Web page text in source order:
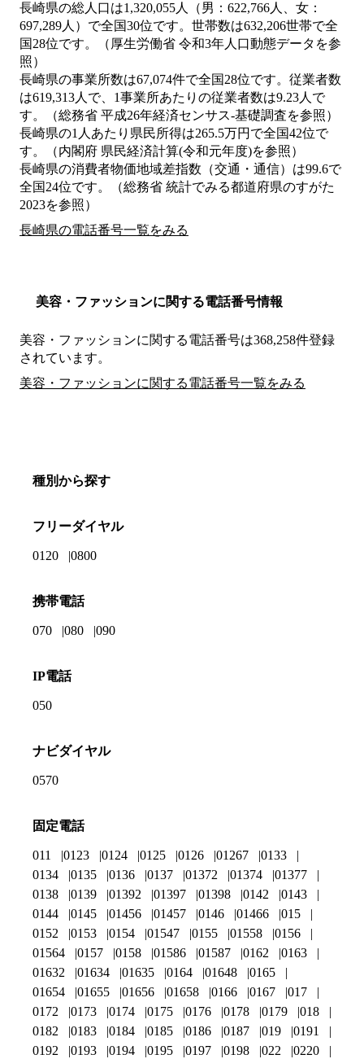
長崎県の総人口は1,320,055人（男：622,766人、女：
697,289人）で全国30位です。世帯数は632,206世帯で全
国28位です。（厚生労働省 令和3年人口動態データを参
照）
長崎県の事業所数は67,074件で全国28位です。従業者数
は619,313人で、1事業所あたりの従業者数は9.23人で
す。（総務省 平成26年経済センサス‐基礎調査を参照）
長崎県の1人あたり県民所得は265.5万円で全国42位で
す。（内閣府 県民経済計算(令和元年度)を参照）
長崎県の消費者物価地域差指数（交通・通信）は99.6で
全国24位です。（総務省 統計でみる都道府県のすがた
2023を参照）
長崎県の電話番号一覧をみる
美容・ファッションに関する電話番号情報
美容・ファッションに関する電話番号は368,258件登録
されています。
美容・ファッションに関する電話番号一覧をみる
種別から探す
フリーダイヤル
0120 0800
携帯電話
070 080 090
IP電話
050
ナビダイヤル
0570
固定電話
011 0123 0124 0125 0126 01267
0133
0134
0135 0136 0137 01372 01374
01377
0138
0139 01392 01397 01398 0142
0143
0144
0145 01456 01457 0146 01466
015
0152
0153 0154 01547 0155 01558
0156
01564
0157 0158 01586 01587 0162
0163
01632
01634 01635 0164 01648
0165
01654
01655 01656 01658 0166 0167
017
0172
0173 0174 0175 0176 0178 0179
018
0182
0183 0184 0185 0186 0187 019
0191
0192
0193 0194 0195 0197 0198 022 0220